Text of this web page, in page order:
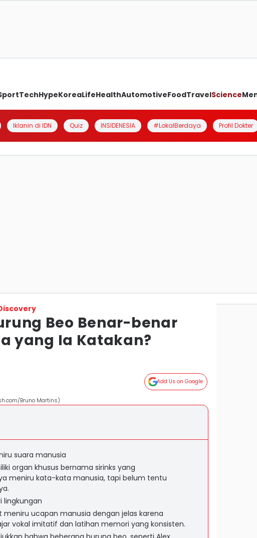
TechHypeKoreaLifeHealthAutomotiveFoodTravelScience
Iklanin di IDN Quiz INSIDENESIA #LokalBerdaya Profil Dokter
Beo Benar-benar
yang Ia Katakan?
Add Us on Google
Bruno Martins)
suara manusia
organ khusus bernama sirinks yang
meniru kata-kata manusia, tapi belum tentu
lingkungan
meniru ucapan manusia dengan jelas karena
vokal imitatif dan latihan memori yang konsisten.